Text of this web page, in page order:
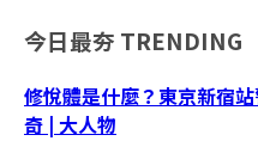
今日最夯 TRENDING
修悅體是什麼？東京新宿
奇 | 大人物